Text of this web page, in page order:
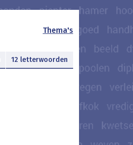
Thema's
12 letterwoorden